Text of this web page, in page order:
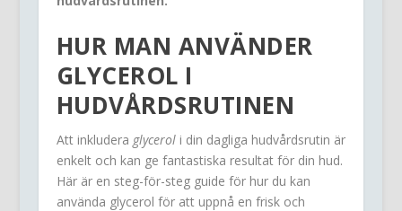
HUR MAN ANVÄNDER
GLYCEROL I
HUDVÅRDSRUTINEN
Att inkludera glyceroli din dagliga hudvårdsrutin är
enkelt och kan ge fantastiska resultat för din hud.
Här är en steg-för-steg guide för hur du kan
använda glycerol för att uppnå en frisk och